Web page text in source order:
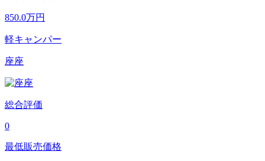
850.0万円
軽キャンパー
座座
総合評価
0
最低販売価格